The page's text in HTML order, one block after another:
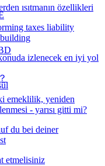
ısıtmanın özellikleri
izlenecek en iyi yol
emeklilik, yeniden
- yarısı gitti mi?
etmelisiniz